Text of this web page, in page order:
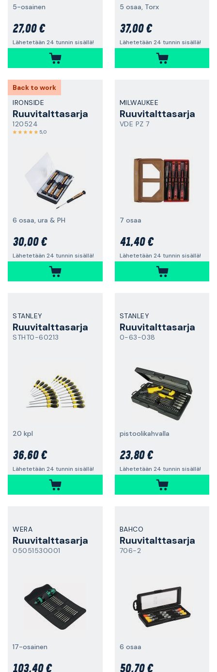
5-osainen
27,00 €
Lähetetään 24 tunnin sisällä!
5 osaa, Torx
37,00 €
Lähetetään 24 tunnin sisällä!
Back to work
IRONSIDE
Ruuvitalttasarja
120524
5,0
6 osaa, ura & PH
30,00 €
Lähetetään 24 tunnin sisällä!
MILWAUKEE
Ruuvitalttasarja
VDE PZ 7
7 osaa
41,40 €
Lähetetään 24 tunnin sisällä!
STANLEY
Ruuvitalttasarja
STHT0-60213
20 kpl
36,60 €
Lähetetään 24 tunnin sisällä!
STANLEY
Ruuvitalttasarja
0-63-038
pistoolikahvalla
23,80 €
Lähetetään 24 tunnin sisällä!
WERA
Ruuvitalttasarja
05051530001
17-osainen
103,40 €
BAHCO
Ruuvitalttasarja
706-2
6 osaa
50,70 €